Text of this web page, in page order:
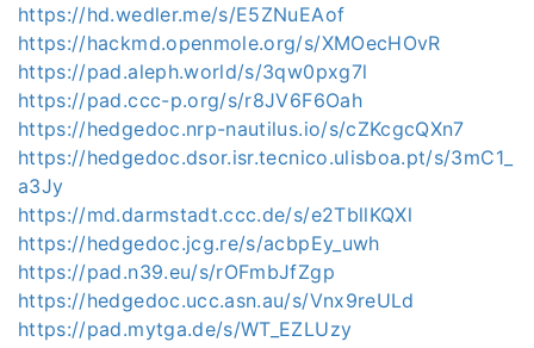
https://hd.wedler.me/s/E5ZNuEAof
https://hackmd.openmole.org/s/XMOecHOvR
https://pad.aleph.world/s/3qw0pxg7l
https://pad.ccc-p.org/s/r8JV6F6Oah
https://hedgedoc.nrp-nautilus.io/s/cZKcgcQXn7
https://hedgedoc.dsor.isr.tecnico.ulisboa.pt/s/3mC1_
a3Jy
https://md.darmstadt.ccc.de/s/e2TbllKQXl
https://hedgedoc.jcg.re/s/acbpEy_uwh
https://pad.n39.eu/s/rOFmbJfZgp
https://hedgedoc.ucc.asn.au/s/Vnx9reULd
https://pad.mytga.de/s/WT_EZLUzy